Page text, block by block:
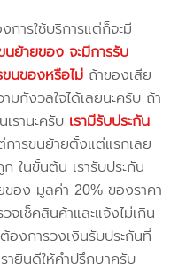
ารใช้บริการแต่ก็จะมี
นย้ายของ จะมีการรับ
ขนของหรือไม่ ถ้าของเสีย
มกังวลใจได้เลยนะครับ ถ้า
รานะครับ เรามีรับประกัน
การขนย้ายตั้งแต่แรกเลย
ในขั้นต้น เรารับประกัน
ของ มูลค่า 20% ของราคา
เช็คสินค้าและแจ้งไม่เกิน
งการวงเงินรับประกันที่
ายินดีให้คำปรึกษาครับ